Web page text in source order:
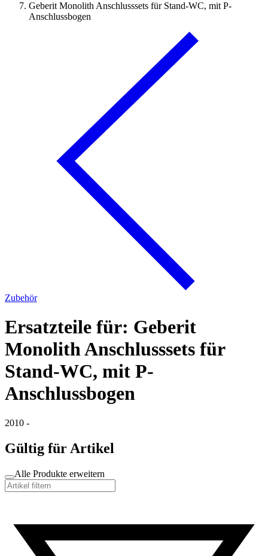
Geberit Monolith Anschlusssets für Stand-WC, mit P-
Anschlussbogen
Zubehör
Ersatzteile für: Geberit
Monolith Anschlusssets für
Stand-WC, mit P-
Anschlussbogen
2010 -
Gültig für Artikel
Alle Produkte erweitern